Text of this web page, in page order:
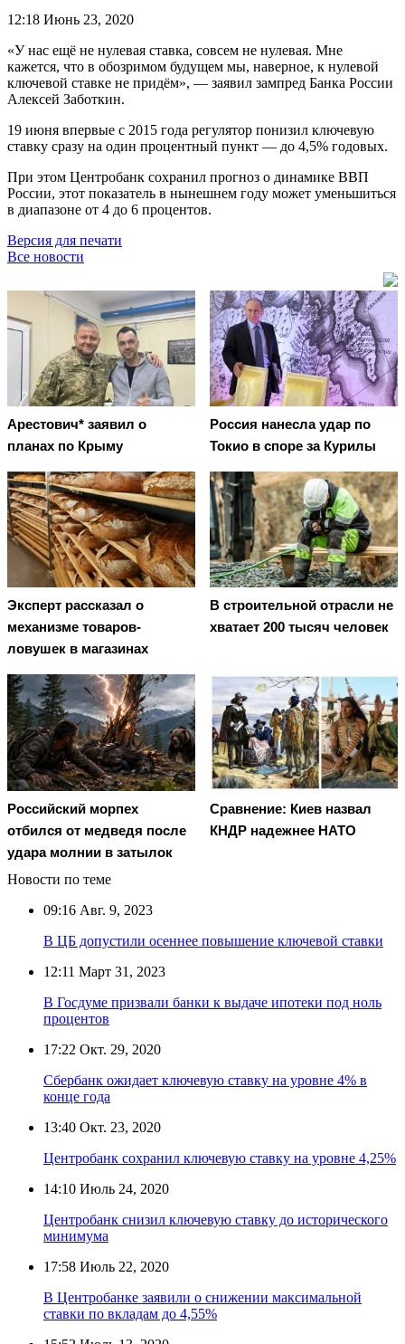
12:18 Июнь 23, 2020
«У нас ещё не нулевая ставка, совсем не нулевая. Мне
кажется, что в обозримом будущем мы, наверное, к нулевой
ключевой ставке не придём», — заявил зампред Банка России
Алексей Заботкин.
19 июня впервые с 2015 года регулятор понизил ключевую
ставку сразу на один процентный пункт — до 4,5% годовых.
При этом Центробанк сохранил прогноз о динамике ВВП
России, этот показатель в нынешнем году может уменьшиться
в диапазоне от 4 до 6 процентов.
Версия для печати
Все новости
Арестович* заявил о
планах по Крыму
Россия нанесла удар по
Токио в споре за Курилы
Эксперт рассказал о
механизме товаров-
ловушек в магазинах
В строительной отрасли не
хватает 200 тысяч человек
Российский морпех
отбился от медведя после
удара молнии в затылок
Сравнение: Киев назвал
КНДР надежнее НАТО
Новости по теме
09:16 Авг. 9, 2023
В ЦБ допустили осеннее повышение ключевой ставки
12:11 Март 31, 2023
В Госдуме призвали банки к выдаче ипотеки под ноль
процентов
17:22 Окт. 29, 2020
Сбербанк ожидает ключевую ставку на уровне 4% в
конце года
13:40 Окт. 23, 2020
Центробанк сохранил ключевую ставку на уровне 4,25%
14:10 Июль 24, 2020
Центробанк снизил ключевую ставку до исторического
минимума
17:58 Июль 22, 2020
В Центробанке заявили о снижении максимальной
ставки по вкладам до 4,55%